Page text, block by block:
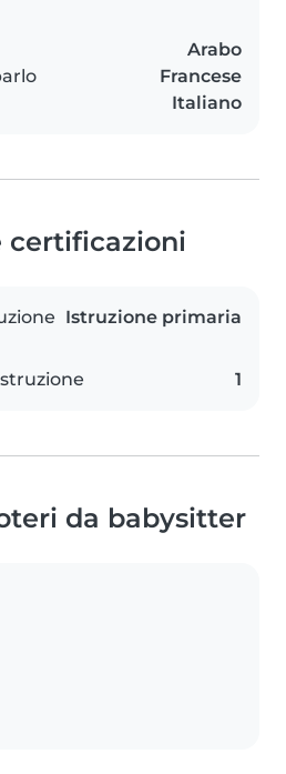
Arabo
Francese
Italiano
certificazioni
Istruzione primaria
1
da babysitter